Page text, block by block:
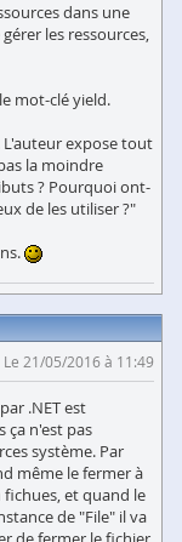
dans une
les ressources,
mot-clé yield.
L'auteur expose tout
la moindre
? Pourquoi ont-
de les utiliser ?"
Le 21/05/2016 à 11:49
.NET est
ça n'est pas
système. Par
même le fermer à
et quand le
de "File" il va